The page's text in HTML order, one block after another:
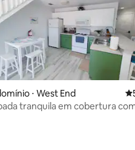
⋅ West End 5
tranquila em cobertura